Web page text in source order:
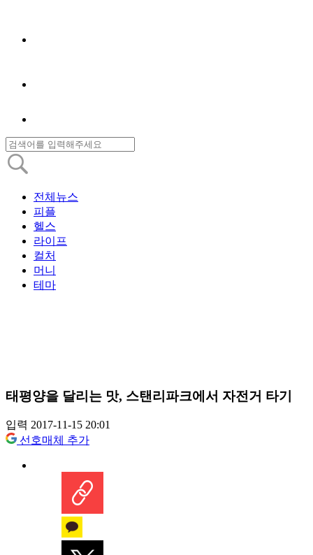
전체뉴스
피플
헬스
라이프
컬처
머니
테마
태평양을 달리는 맛, 스탠리파크에서 자전거 타기
입력 2017-11-15 20:01
선호매체 추가